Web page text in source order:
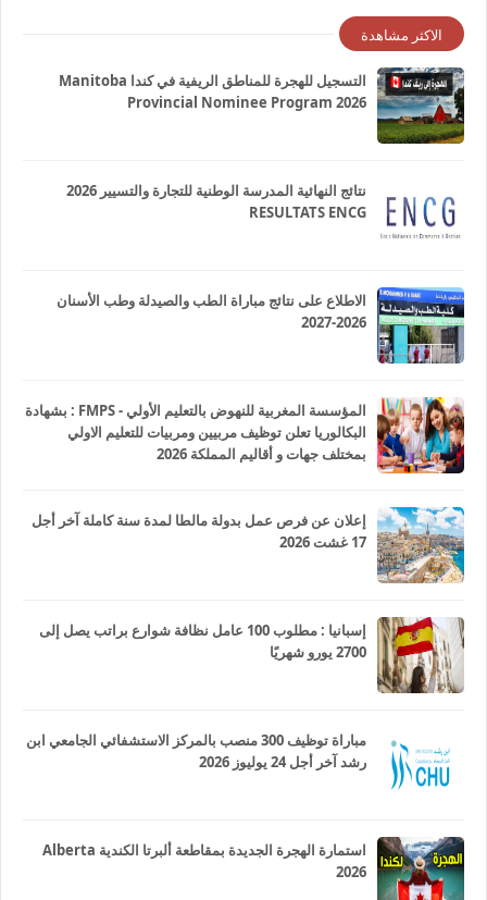
الاكثر مشاهدة
التسجيل للهجرة للمناطق الريفية في كندا Manitoba
Provincial Nominee Program 2026
نتائج النهائية المدرسة الوطنية للتجارة والتسيير 2026
RESULTATS ENCG
الاطلاع على نتائج مباراة الطب والصيدلة وطب الأسنان
2026-2027
المؤسسة المغربية للنهوض بالتعليم الأولي - FMPS : بشهادة
البكالوريا تعلن توظيف مربيين ومربيات للتعليم الاولي
بمختلف جهات و أقاليم المملكة 2026
إعلان عن فرص عمل بدولة مالطا لمدة سنة كاملة آخر أجل
17 غشت 2026
إسبانيا : مطلوب 100 عامل نظافة شوارع براتب يصل إلى
2700 يورو شهريًا
مباراة توظيف 300 منصب بالمركز الاستشفائي الجامعي ابن
رشد آخر أجل 24 يوليوز 2026
استمارة الهجرة الجديدة بمقاطعة ألبرتا الكندية Alberta
2026